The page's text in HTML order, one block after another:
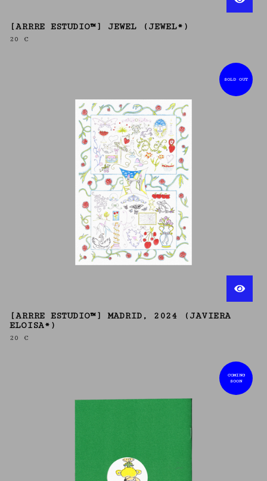
[ARRRE ESTUDIO™] JEWEL (JEWEL*)
20 €
SOLD OUT
[ARRRE ESTUDIO™] MADRID, 2024 (JAVIERA
ELOISA*)
20 €
COMING
SOON